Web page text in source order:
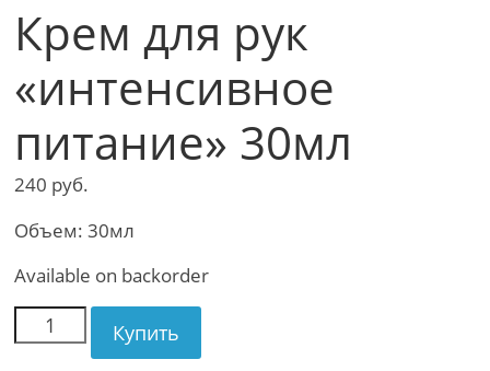
Крем для рук
«интенсивное
питание» 30мл
240 руб.
Объем: 30мл
Available on backorder
Купить